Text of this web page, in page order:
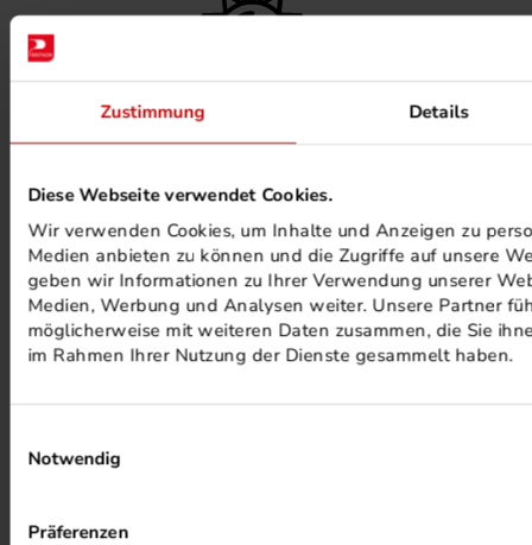
Zustimmung Details
Diese Webseite verwendet Cookies.
Wir verwenden Cookies, um Inhalte und Anzeigen zu
Medien anbieten zu können und die Zugriffe auf unsere
geben wir Informationen zu Ihrer Verwendung unserer
Medien, Werbung und Analysen weiter. Unsere Partner
möglicherweise mit weiteren Daten zusammen, die Sie
im Rahmen Ihrer Nutzung der Dienste gesammelt haben.
Notwendig
Präferenzen
ALKOHOLFREIER DRUCK